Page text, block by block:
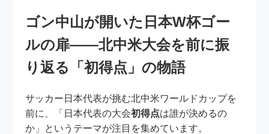
ゴン中山が開いた日本W杯ゴー
ルの扉――北中米大会を前に振
り返る「初得点」の物語
サッカー日本代表が挑む北中米ワールドカップを
前に、「日本代表の大会初得点は誰が決めるの
か」というテーマが注目を集めています。